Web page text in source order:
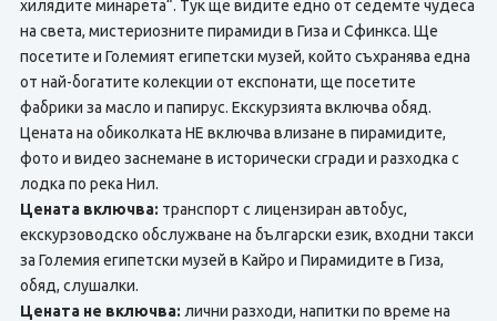
хилядите минарета“. Тук ще видите едно от седемте чудеса
на света, мистериозните пирамиди в Гиза и Сфинкса. Ще
посетите и Големият египетски музей, който съхранява една
от най-богатите колекции от експонати, ще посетите
фабрики за масло и папирус. Екскурзията включва обяд.
Цената на обиколката НЕ включва влизане в пирамидите,
фото и видео заснемане в исторически сгради и разходка с
лодка по река Нил.
Цената включва: транспорт с лицензиран автобус,
екскурзоводско обслужване на български език, входни такси
за Големия египетски музей в Кайро и Пирамидите в Гиза,
обяд, слушалки.
Цената не включва: лични разходи, напитки по време на